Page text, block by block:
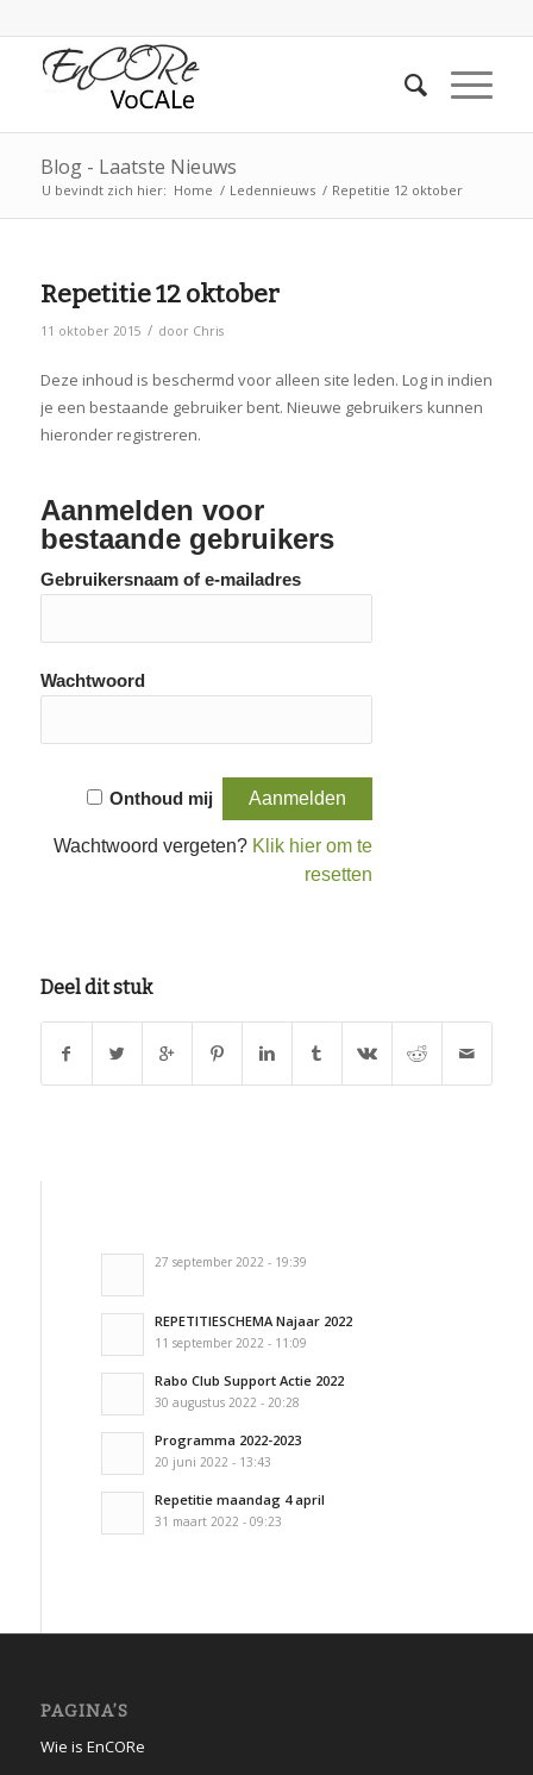
Blog - Laatste Nieuws
U bevindt zich hier: Home / Ledennieuws / Repetitie 12 oktober
Repetitie 12 oktober
11 oktober 2015 / door Chris
Deze inhoud is beschermd voor alleen site leden. Log in indien
je een bestaande gebruiker bent. Nieuwe gebruikers kunnen
hieronder registreren.
Aanmelden voor
bestaande gebruikers
Gebruikersnaam of e-mailadres
Wachtwoord
Onthoud mij
Wachtwoord vergeten? Klik hier om te
resetten
Deel dit stuk
27 september 2022 - 19:39
REPETITIESCHEMA Najaar 2022
11 september 2022 - 11:09
Rabo Club Support Actie 2022
30 augustus 2022 - 20:28
Programma 2022-2023
20 juni 2022 - 13:43
Repetitie maandag 4 april
31 maart 2022 - 09:23
PAGINA’S
Wie is EnCORe